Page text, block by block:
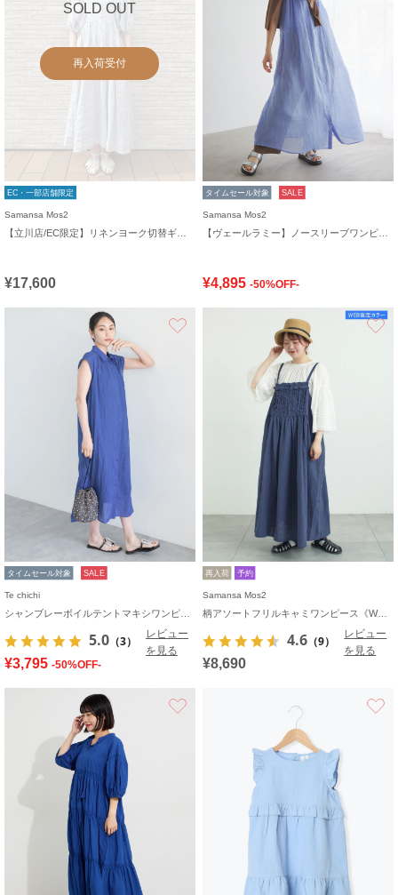
SOLD OUT
再入荷受付
EC・一部店舗限定
Samansa Mos2
¥17,600
タイムセール対象 SALE
Samansa Mos2
¥4,895 -50%OFF-
タイムセール対象 SALE
Te chichi
5.0 （3）
レビュー
を見る
¥3,795 -50%OFF-
再入荷 予約
Samansa Mos2
柄アソートフリルキャミワンピース《WEB限定カラーあり》
4.6 （9）
レビュー
を見る
¥8,690